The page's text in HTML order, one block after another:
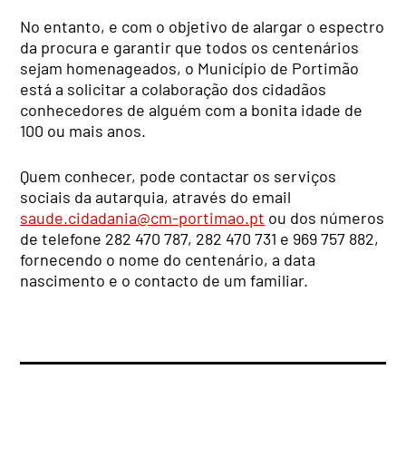
No entanto, e com o objetivo de alargar o espectro
da procura e garantir que todos os centenários
sejam homenageados, o Município de Portimão
está a solicitar a colaboração dos cidadãos
conhecedores de alguém com a bonita idade de
100 ou mais anos.
Quem conhecer, pode contactar os serviços
sociais da autarquia, através do email
saude.cidadania@cm-portimao.pt ou dos números
de telefone 282 470 787, 282 470 731 e 969 757 882,
fornecendo o nome do centenário, a data
nascimento e o contacto de um familiar.